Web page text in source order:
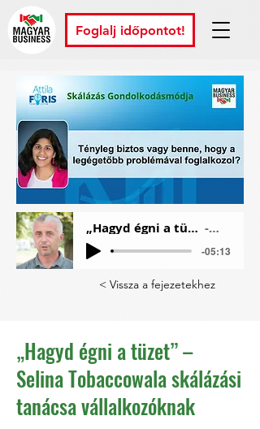
Foglalj időpontot!
„Hagyd égni a tüzet” – Selina Tobaccowala skálázási tanácsa vállalkozóknak Szűcs
-05:13
< Vissza a fejezetekhez
„Hagyd égni a tüzet” –
Selina Tobaccowala skálázási
tanácsa vállalkozóknak